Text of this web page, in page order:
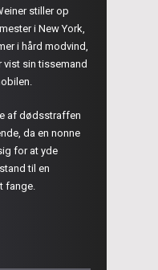
stiller op
i New York,
i hård modvind,
vist sin tissemand
af dødsstraffen
da en nonne
for at yde
til en
fange.